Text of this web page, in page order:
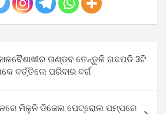
ତାଣ୍ଡବ ତେନ୍ତୁଳି ଗଛପଡି 3ଟି
ବର୍ତ୍ତିଲେ ପରିବାର ବର୍ଗ
ମିଳୁନି ଡିଜେଲ ପେଟ୍ରୋଲ ପମ୍ପରେ